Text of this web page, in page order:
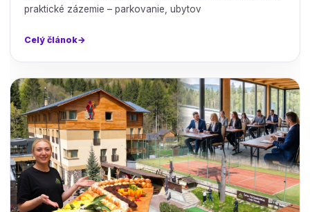
praktické zázemie – parkovanie, ubytov
Celý článok